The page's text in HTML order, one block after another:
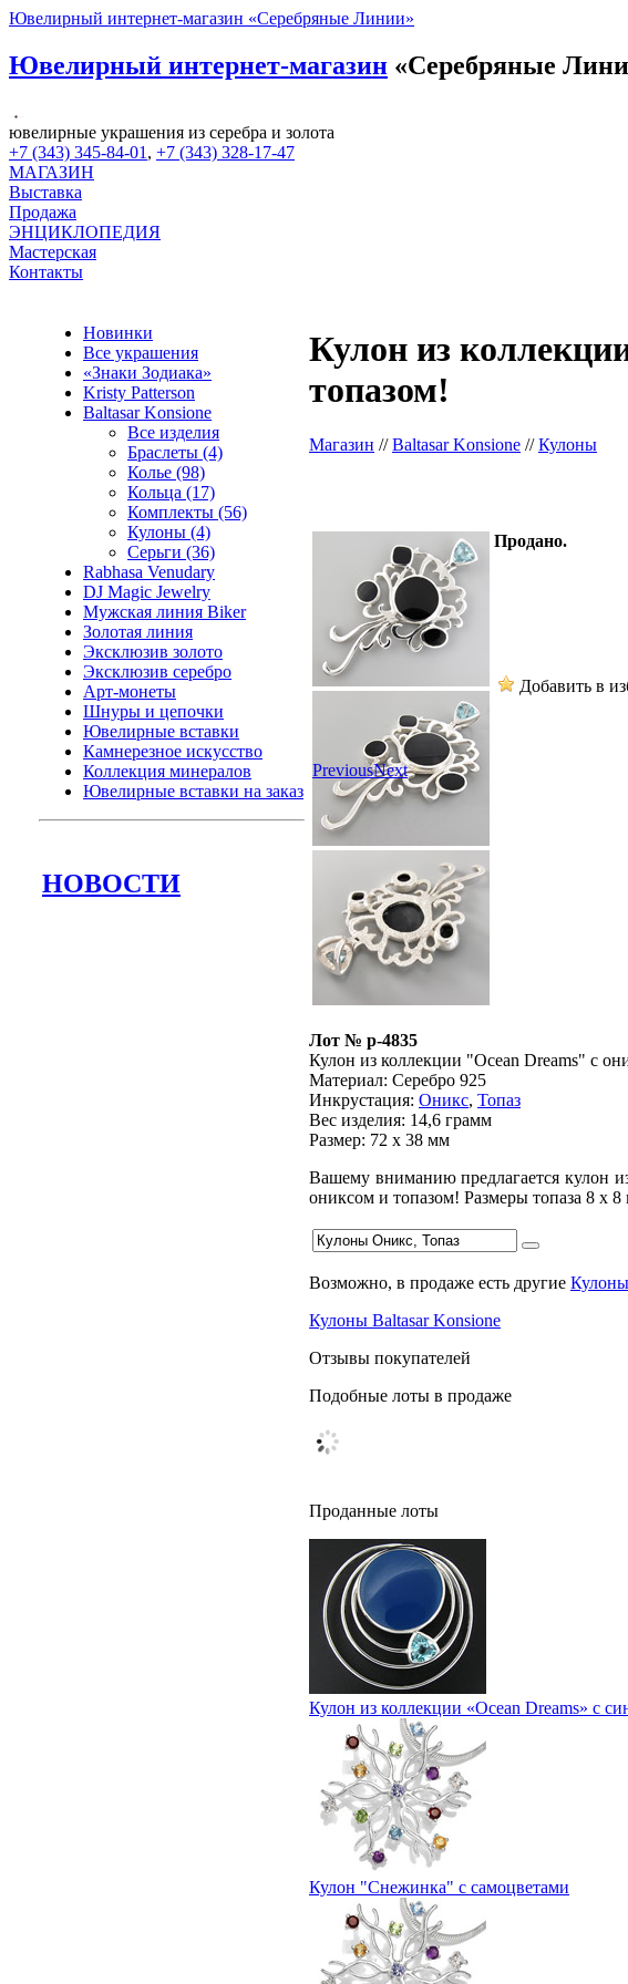
Ювелирный интернет-магазин «Серебряные Линии»
Ювелирный интернет-магазин «Серебряные
ювелирные украшения из серебра и золота
+7 (343) 345-84-01 , +7 (343) 328-17-47
МАГАЗИН
Выставка
Продажа
ЭНЦИКЛОПЕДИЯ
Мастерская
Контакты
Новинки
Все украшения
«Знаки Зодиака»
Kristy Patterson
Baltasar Konsione
Все изделия
Браслеты (4)
Колье (98)
Кольца (17)
Комплекты (56)
Кулоны (4)
Серьги (36)
Rabhasa Venudary
DJ Magic Jewelry
Мужская линия Biker
Золотая линия
Эксклюзив золото
Эксклюзив серебро
Арт-монеты
Шнуры и цепочки
Ювелирные вставки
Камнерезное искусство
Коллекция минералов
Ювелирные вставки на заказ
НОВОСТИ
Кулон из
топазом!
Магазин //Baltasar Konsione //Кулоны
PreviousNext
Продано.
Добавить в
Лот № p-4835
Кулон из коллекции "Ocean Dreams" с
Материал: Серебро 925
Инкрустация: Оникс, Топаз
Вес изделия: 14,6 грамм
Размер: 72 х 38 мм
Вашему вниманию предлагается кулон
ониксом и топазом! Размеры топаза 8 х
Возможно, в продаже есть другие
Кулоны Baltasar Konsione
Отзывы покупателей
Подобные лоты в продаже
Проданные лоты
Кулон из коллекции «Ocean Dreams» с
Кулон "Снежинка" с самоцветами